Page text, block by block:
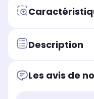
Description
Les avis de